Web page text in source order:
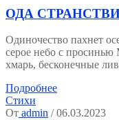
ОДА
Одиночество пахнет
серое небо с просинью
хмарь, бесконечные
Подробнее
Стихи
От admin / 06.03.2023